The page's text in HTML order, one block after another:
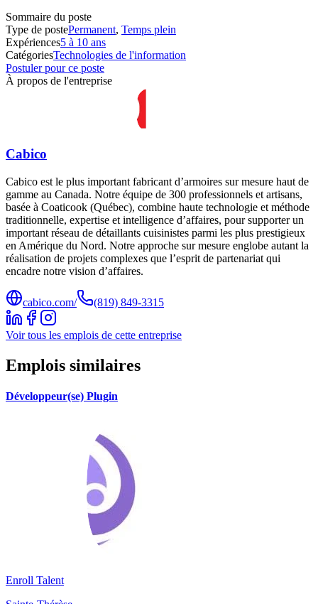
Sommaire du poste
Type de postePermanent, Temps plein
Expériences5 à 10 ans
CatégoriesTechnologies de l'information
Postuler pour ce poste
À propos de l'entreprise
Cabico
Cabico est le plus important fabricant d’armoires sur mesure haut de
gamme au Canada. Notre équipe de 300 professionnels et artisans,
basée à Coaticook (Québec), combine haute technologie et méthode
traditionnelle, expertise et intelligence d’affaires, pour supporter un
important réseau de détaillants cuisinistes parmi les plus prestigieux
en Amérique du Nord. Notre approche sur mesure englobe autant la
réalisation de projets complexes que l’esprit de partenariat qui
encadre notre vision d’affaires.
cabico.com/ (819) 849-3315
Voir tous les emplois de cette entreprise
Emplois similaires
Développeur(se) Plugin
Enroll Talent